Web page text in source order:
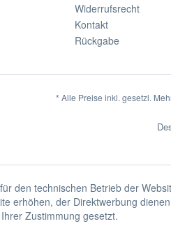
Widerrufsrecht
Kontakt
Rückgabe
* Alle Preise inkl. gesetzl.
den technischen Betrieb der
erhöhen, der Direktwerbung
Zustimmung gesetzt.